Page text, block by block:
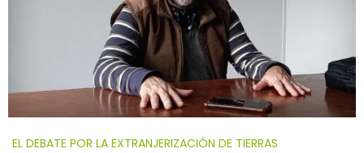
EL DEBATE POR LA EXTRANJERIZACIÓN DE TIERRAS